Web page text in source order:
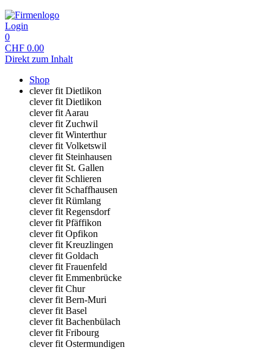
Login
0
CHF 0.00
Direkt zum Inhalt
Shop
clever fit Dietlikon
clever fit Dietlikon
clever fit Aarau
clever fit Zuchwil
clever fit Winterthur
clever fit Volketswil
clever fit Steinhausen
clever fit St. Gallen
clever fit Schlieren
clever fit Schaffhausen
clever fit Rümlang
clever fit Regensdorf
clever fit Pfäffikon
clever fit Opfikon
clever fit Kreuzlingen
clever fit Goldach
clever fit Frauenfeld
clever fit Emmenbrücke
clever fit Chur
clever fit Bern-Muri
clever fit Basel
clever fit Bachenbülach
clever fit Fribourg
clever fit Ostermundigen